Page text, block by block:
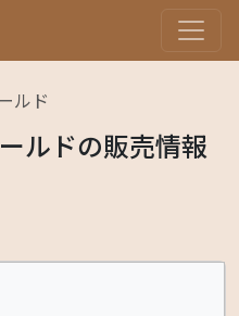
ルド
ルドの販売情報